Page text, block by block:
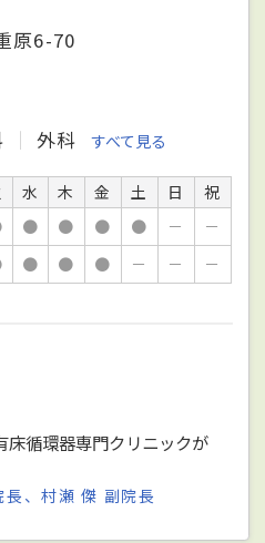
原6-70
外科 すべて見る
水 木 金 土 日
祝
● ● ● ● －
－
● ● ● － － －
床循環器専門クリニックが
長、村瀬 傑 副院長